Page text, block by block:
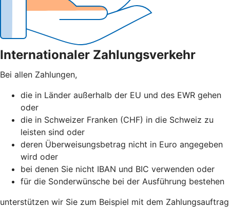
Internationaler Zahlungsverkehr
Bei allen Zahlungen,
die in Länder außerhalb der EU und des EWR gehen
oder
die in Schweizer Franken (CHF) in die Schweiz zu
leisten sind oder
deren Überweisungsbetrag nicht in Euro angegeben
wird oder
bei denen Sie nicht IBAN und BIC verwenden oder
für die Sonderwünsche bei der Ausführung bestehen
unterstützen wir Sie zum Beispiel mit dem Zahlungsauftrag